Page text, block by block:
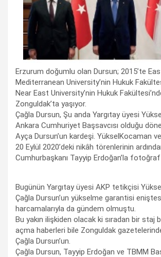
Erzurum doğumlu olan Dursun; 2015’te
Mediterranean University’nin Hukuk
Near East University’nin Hukuk
Zonguldak’ta yaşıyor.
Çağla Dursun, Şu anda Yargıtay üyesi
Ankara Cumhuriyet Başsavcısı olduğu
Ayça Dursun’un kardeşi. YükselKocaman
20 Eylül 2020’deki nikâh törenlerinin
Cumhurbaşkanı Tayyip Erdoğan’la
Bugünün Yargıtay üyesi AKP tetikçisi
Çağla Dursun’un yükselme garantisi
harcamalarıyla da gündem olmuştu.
Bu yakın ilişkiden olacak ki sıradan bir staj
açma haberleri bile Zonguldak
Çağla Dursun’un.
Çağla Dursun, Tayyip Erdoğan ve TBMM